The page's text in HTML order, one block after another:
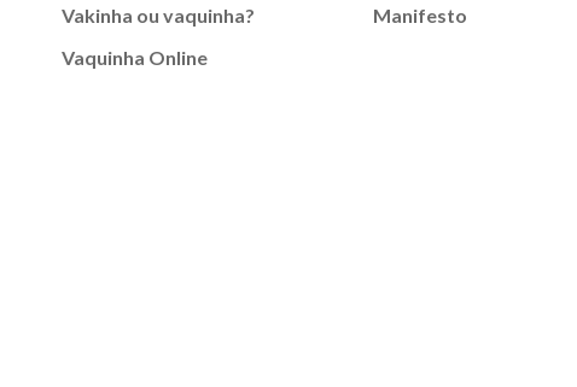
Vakinha ou vaquinha?
Vaquinha Online
Manifesto